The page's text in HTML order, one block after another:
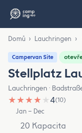
Domů › Lauchringen ›
Campervan Site
Stellplatz
Lauchringen ·
★ ★ ★ ★ ★4(10)
Jan – Dec
20 Kapacita